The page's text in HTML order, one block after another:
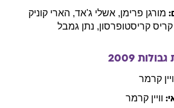
מורגן פרימן, אשלי ג'אד, הארי קוניק
קריס קריסטופרסון, נתן גמבל
גבולות 2009
קרמר
וויין קרמר